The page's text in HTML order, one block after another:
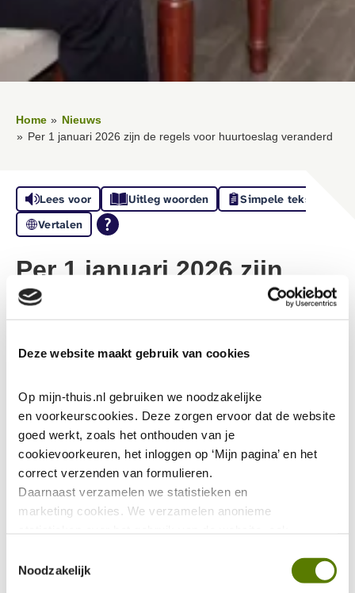
Deze website maakt gebruik van cookies
Op mijn-thuis.nl gebruiken we noodzakelijke
en voorkeurscookies. Deze zorgen ervoor dat de website
goed werkt, zoals het onthouden van je
cookievoorkeuren, het inloggen op ‘Mijn pagina’ en het
correct verzenden van formulieren.
Daarnaast verzamelen we statistieken en
marketing cookies. We verzamelen anonieme
Deze gegevens zijn niet te herleiden tot jou als persoon
en worden niet gedeeld met eventuele advertentie- of
Noodzakelijk
Home
Nieuws
Per 1 januari 2026 zijn de regels voor huurtoeslag veranderd
Lees voor Uitleg woorden
Simpele tekst
Vertalen
Per 1 januari 2026 zijn
de regels voor
Misschien kwam je nog niet in aanmerking voor
huurtoeslag vanwege een te hoge huur. Of had je
vanwege je leeftijd nog geen recht op volledige
huurtoeslag. Vanaf januari 2026 misschien wel. Dat
het krijgen van huurtoeslag